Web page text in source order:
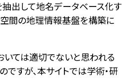
出して地名データベース化す
間の地理情報基盤を構築に
いては適切でないと思われる
すが、本サイトでは学術・研